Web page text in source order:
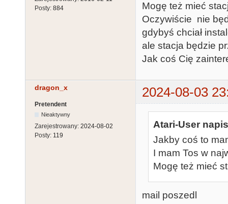
Posty: 884
Mogę też mieć
Oczywiście nie
gdybyś chciał
ale stacja będzie
Jak coś Cię
dragon_x 2024-08-03
Pretendent
Nieaktywny
Zarejestrowany: 2024-08-02
Posty: 119
Atari-User
Jakby coś to
I mam Tos w
Mogę też mieć
mail poszedl